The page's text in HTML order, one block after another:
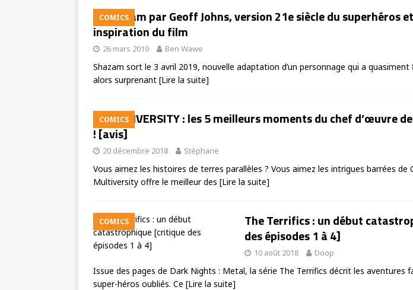
COMICS
Shazam par Geoff Johns, version 21e siècle du superhéros
inspiration du film
26 mars 2019 Ben Wawe
Shazam sort le 3 avril 2019, nouvelle adaptation d’un personnage qui a
alors surprenant [Lire la suite]
COMICS
MULTIVERSITY : les 5 meilleurs moments du chef d’œuvre
! [avis]
20 décembre 2018 Stéphane
Vous aimez les histoires de terres parallèles ? Vous aimez les intrigues barrées de
Multiversity offre le meilleur des [Lire la suite]
COMICS
The Terrifics : un début
des épisodes 1 à 4]
10 août 2018 Doop
Issue des pages de Dark Nights : Metal, la série The Terrifics décrit les aventures
super-héros oubliés. Ce [Lire la suite]